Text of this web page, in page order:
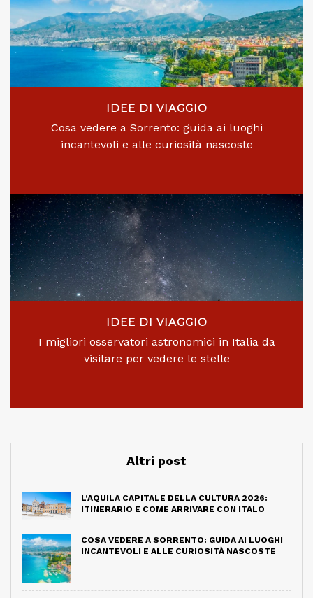
IDEE DI VIAGGIO
Cosa vedere a Sorrento: guida ai luoghi
incantevoli e alle curiosità nascoste
IDEE DI VIAGGIO
I migliori osservatori astronomici in Italia da
visitare per vedere le stelle
Altri post
L’AQUILA CAPITALE DELLA CULTURA 2026:
ITINERARIO E COME ARRIVARE CON ITALO
COSA VEDERE A SORRENTO: GUIDA AI LUOGHI
INCANTEVOLI E ALLE CURIOSITÀ NASCOSTE